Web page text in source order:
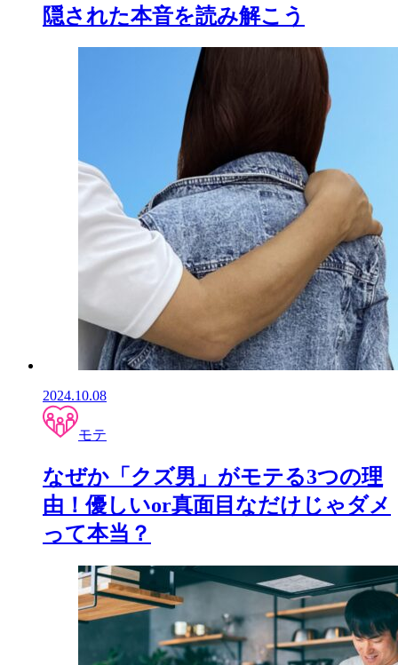
隠された本音を読み解こう
2024.10.08
モテ
なぜか「クズ男」がモテる3つの理
由！優しいor真面目なだけじゃダメ
って本当？